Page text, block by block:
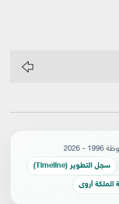
2026
سجل التطوير (Timeline)
الملكة أروى